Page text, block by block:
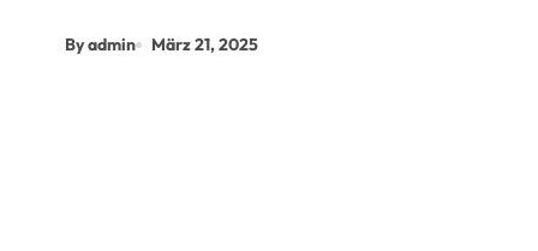
By admin März 21, 2025